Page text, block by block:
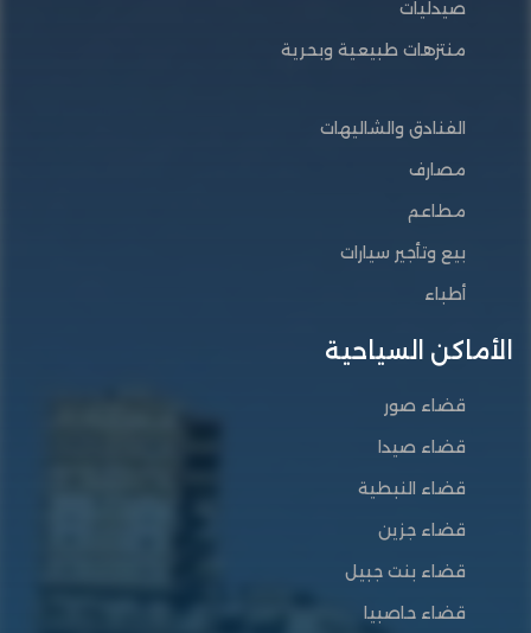
صيدليات
منتزهات طبيعية وبحرية
الفنادق والشاليهات
مصارف
مطاعم
بيع وتأجير سيارات
أطباء
الأماكن السياحية
قضاء صور
قضاء صيدا
قضاء النبطية
قضاء جزين
قضاء بنت جبيل
قضاء حاصبيا